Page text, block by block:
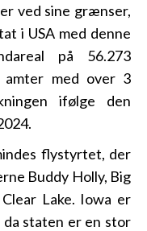
ved sine grænser,
i USA med denne
på 56.273
amter med over 3
ifølge den
flystyrtet, der
Buddy Holly, Big
Lake. Iowa er
staten er en stor